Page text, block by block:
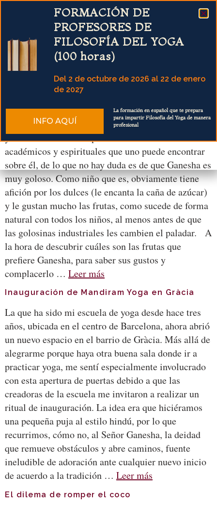
Las frutas favoritas de Ganesha
Ganesha es una deidad peculiar que presenta varios
enigmas para quienes estudian su origen, su historia
y sus simbolismos. A pesar de los debates
académicos y espirituales que uno puede encontrar
sobre él, de lo que no hay duda es de que Ganesha es
muy goloso. Como niño que es, obviamente tiene
afición por los dulces (le encanta la caña de azúcar)
y le gustan mucho las frutas, como sucede de forma
natural con todos los niños, al menos antes de que
las golosinas industriales les cambien el paladar. A
la hora de descubrir cuáles son las frutas que
prefiere Ganesha, para saber sus gustos y
complacerlo … Leer más
Inauguración de Mandiram Yoga en Gràcia
La que ha sido mi escuela de yoga desde hace tres
años, ubicada en el centro de Barcelona, ahora abrió
un nuevo espacio en el barrio de Gràcia. Más allá de
alegrarme porque haya otra buena sala donde ir a
practicar yoga, me sentí especialmente involucrado
con esta apertura de puertas debido a que las
creadoras de la escuela me invitaron a realizar un
ritual de inauguración. La idea era que hiciéramos
una pequeña puja al estilo hindú, por lo que
recurrimos, cómo no, al Señor Ganesha, la deidad
que remueve obstáculos y abre caminos, fuente
ineludible de adoración ante cualquier nuevo inicio
de acuerdo a la tradición … Leer más
El dilema de romper el coco
CURSO DE HISTORIA Y
FILOSOFÍA DEL YOGA
40h online
INSCRIPCIONES SOLO HASTA EL 20 DE MARZO DE
fuentes»
FORMACIÓN DE
PROFESORES DE
FILOSOFÍA DEL YOGA
(100 horas)
Del 2 de octubre de 2026 al 22 de enero
de 2027
INFO AQUÍ
La formación en español que te prepara
para impartir Filosofía del Yoga de manera
profesional